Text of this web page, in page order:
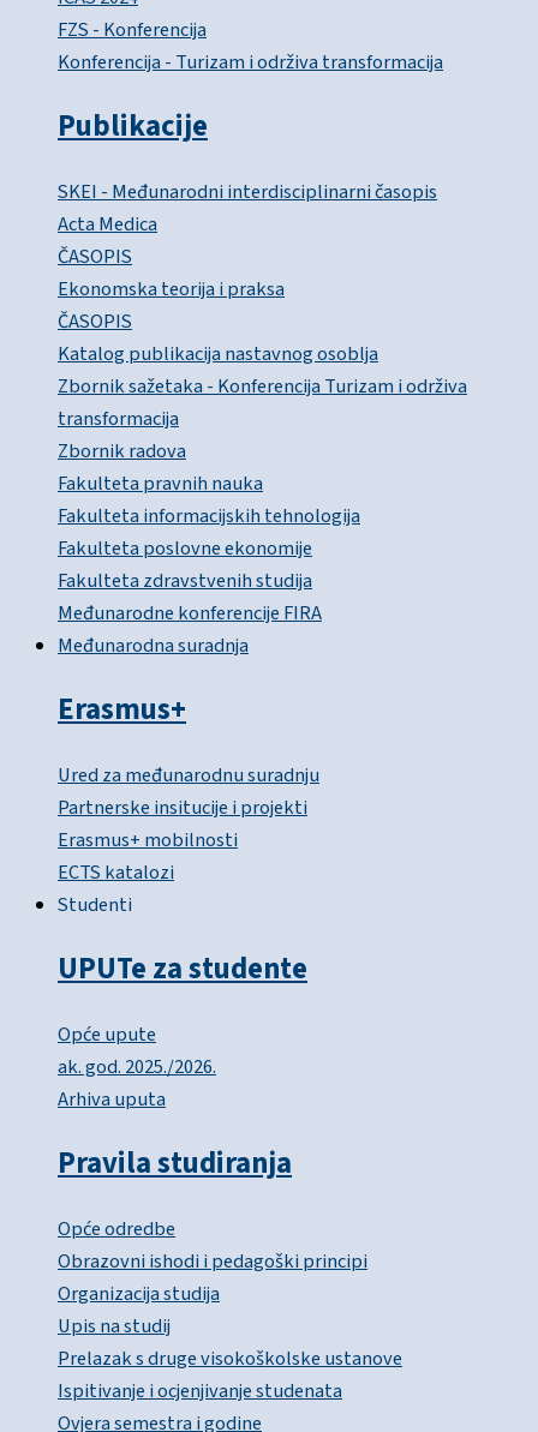
FZS - Konferencija
Konferencija - Turizam i održiva transformacija
Publikacije
SKEI - Međunarodni interdisciplinarni časopis
Acta Medica
ČASOPIS
Ekonomska teorija i praksa
ČASOPIS
Katalog publikacija nastavnog osoblja
Zbornik sažetaka - Konferencija Turizam i održiva
transformacija
Zbornik radova
Fakulteta pravnih nauka
Fakulteta informacijskih tehnologija
Fakulteta poslovne ekonomije
Fakulteta zdravstvenih studija
Međunarodne konferencije FIRA
Međunarodna suradnja
Erasmus+
Ured za međunarodnu suradnju
Partnerske insitucije i projekti
Erasmus+ mobilnosti
ECTS katalozi
Studenti
UPUTe za studente
Opće upute
ak. god. 2025./2026.
Arhiva uputa
Pravila studiranja
Opće odredbe
Obrazovni ishodi i pedagoški principi
Organizacija studija
Upis na studij
Prelazak s druge visokoškolske ustanove
Ispitivanje i ocjenjivanje studenata
Ovjera semestra i godine